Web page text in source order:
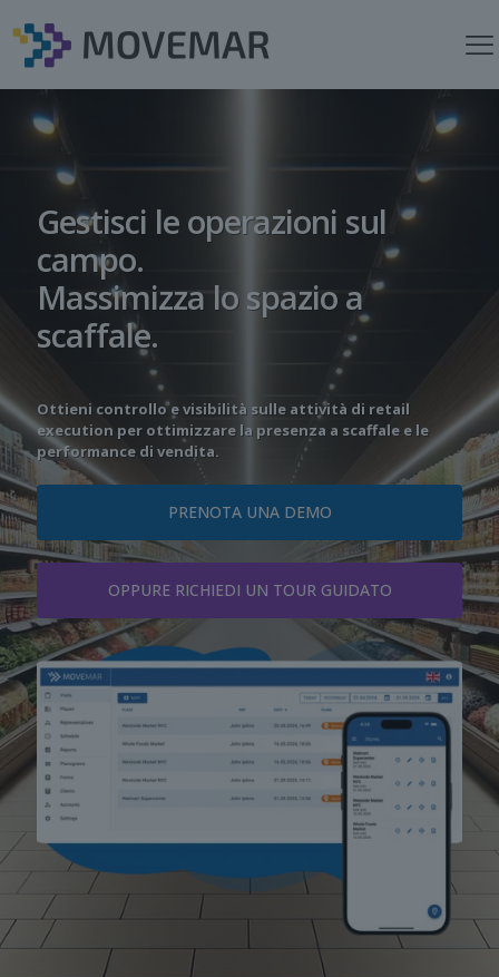
Gestisci le operazioni sul
campo.
Massimizza lo spazio a
scaffale.
Ottieni controllo e visibilità sulle attività di retail
execution per ottimizzare la presenza a scaffale e le
performance di vendita.
PRENOTA UNA DEMO
OPPURE RICHIEDI UN TOUR GUIDATO